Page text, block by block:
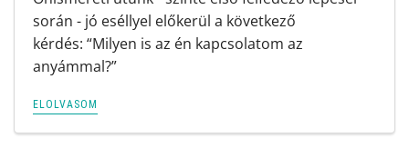
során - jó eséllyel előkerül a következő
kérdés: “Milyen is az én kapcsolatom az
anyámmal?”
ELOLVASOM